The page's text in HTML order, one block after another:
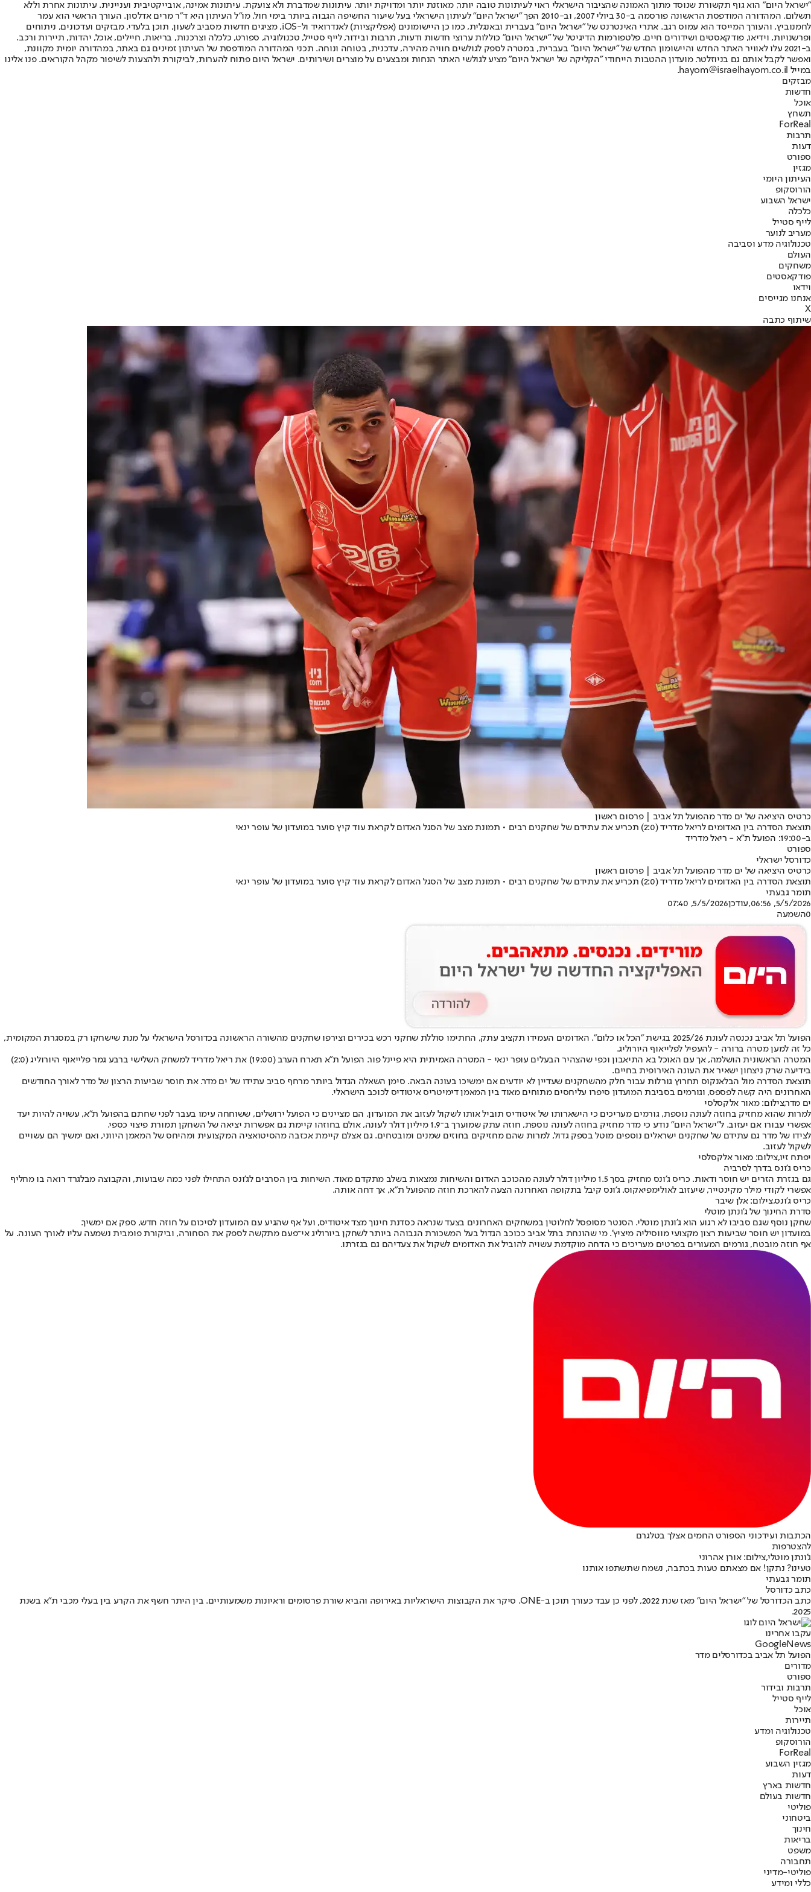
"ישראל היום" הוא גוף תקשורת שנוסד מתוך האמונה שהציבור הישראלי ראוי לעיתונות טובה יותר, מאוזנת יותר ומדויקת יותר. עיתונות שמדברת ולא צועקת. עיתונות אמינה, אובייקטיבית ועניינית. עיתונות אחרת וללא
תשלום. המהדורה המודפסת הראשונה פורסמה ב-30 ביולי 2007, וב-2010 הפך "ישראל היום" לעיתון הישראלי בעל שיעור החשיפה הגבוה ביותר בימי חול. מו"ל העיתון היא ד"ר מרים אדלסון. העורך הראשי הוא עמר
לחמנוביץ, והעורך המייסד הוא עמוס רגב. אתרי האינטרנט של "ישראל היום" בעברית ובאנגלית, כמו כן היישומונים (אפליקציות) לאנדרואיד ול-iOS, מציגים חדשות מסביב לשעון, תוכן בלעדי, מבזקים ועדכונים, ניתוחים
ופרשנויות, וידיאו, פודקאסטים ושידורים חיים. פלטפורמות הדיגיטל של "ישראל היום" כוללות ערוצי חדשות ודעות, תרבות ובידור, לייף סטייל, טכנולוגיה, ספורט, כלכלה וצרכנות, בריאות, חיילים, אוכל, יהדות, תיירות ורכב.
ב-2021 עלו לאוויר האתר החדש והיישומון החדש של "ישראל היום" בעברית, במטרה לספק לגולשים חוויה מהירה, עדכנית, בטוחה ונוחה. תכני המהדורה המודפסת של העיתון זמינים גם באתר, במהדורה יומית מקוונת,
ואפשר לקבל אותם גם בניוזלטר. מועדון ההטבות הייחודי "הקליקה של ישראל היום" מציע לגולשי האתר הנחות ומבצעים על מוצרים ושירותים. ישראל היום פתוח להערות, לביקורת ולהצעות לשיפור מקהל הקוראים. פנו אלינו
במייל hayom@israelhayom.co.il.
מבזקים
חדשות
אוכל
תשחץ
ForReal
תרבות
דעות
ספורט
מגזין
העיתון היומי
הורוסקופ
ישראל השבוע
כלכלה
לייף סטייל
מעריב לנוער
טכנולוגיה מדע וסביבה
העולם
משחקים
פודקאסטים
וידאו
אנחנו מגייסים
X
שיתוף כתבה
כרטיס היציאה של ים מדר מהפועל תל אביב | פרסום ראשון
תוצאת הסדרה בין האדומים לריאל מדריד (2:0) תכריע את עתידם של שחקנים רבים • תמונת מצב של הסגל האדום לקראת עוד קיץ סוער במועדון של עופר ינאי
ב-19:00: הפועל ת"א - ריאל מדריד
ספורט
כדורסל ישראלי
כרטיס היציאה של ים מדר מהפועל תל אביב | פרסום ראשון
תוצאת הסדרה בין האדומים לריאל מדריד (2:0) תכריע את עתידם של שחקנים רבים • תמונת מצב של הסגל האדום לקראת עוד קיץ סוער במועדון של עופר ינאי
תומר גבעתי
5/5/2026, 06:56
,עודכן5/5/2026, 07:40
0השמעה
הפועל תל אביב נכנסה לעונת 2025/26 בגישת "הכל או כלום". האדומים העמידו תקציב עתק, החתימו סוללת שחקני רכש בכירים וצירפו שחקנים מהשורה הראשונה בכדורסל הישראלי על מנת שישחקו רק במסגרת המקומית,
כל זה למען מטרה ברורה - להעפיל לפלייאוף היורוליג.
המטרה הראשונית הושלמה, אך עם האוכל בא התיאבון וכפי שהצהיר הבעלים עופר ינאי - המטרה האמיתית היא פיינל פור. הפועל ת"א תארח הערב (19:00) את ריאל מדריד למשחק השלישי ברבע גמר פלייאוף היורוליג (2:0)
בידיעה שרק ניצחון ישאיר את העונה האירופית בחיים.
תוצאת הסדרה מול הבלאנקוס תחרוץ גורלות עבור חלק מהשחקנים שעדיין לא יודעים אם ימשיכו בעונה הבאה. סימן השאלה הגדול ביותר מרחף סביב עתידו של ים מדר. את חוסר שביעות הרצון של מדר לאורך החודשים
האחרונים היה קשה לפספס, וגורמים בסביבת המועדון סיפרו עליחסים מתוחים מאוד בין המאמן דימיטריס איטודיס לכוכב הישראלי.
ים מדר,צילום: מאור אלקסלסי
למרות שהוא מחזיק בחוזה לעונה נוספת, גורמים מעריכים כי הישארותו של איטודיס תוביל אותו לשקול לעזוב את המועדון. הם מציינים כי הפועל ירושלים, ששוחחה עימו בעבר לפני שחתם בהפועל ת"א, עשויה להיות יעד
אפשרי עבורו אם יעזוב. ל"ישראל היום" נודע כי מדר מחזיק בחוזה לעונה נוספת, חוזה עתק שמוערך ב־1.9 מיליון דולר לעונה, אולם בחוזהו קיימת גם אפשרות יציאה של השחקן תמורת פיצוי כספי.
לצידו של מדר גם עתידם של שחקנים ישראלים נוספים מוטל בספק גדול, למרות שהם מחזיקים בחוזים שמנים ומובטחים. גם אצלם קיימת אכזבה מהסיטואציה המקצועית ומהיחס של המאמן היווני, ואם ימשיך הם עשויים
לשקול לעזוב.
יפתח זיו,צילום: מאור אלקסלסי
כריס ג'ונס בדרך לסרביה
גם בגזרת הזרים יש חוסר ודאות. כריס ג'ונס מחזיק בסך 1.5 מיליון דולר לעונה מהכוכב האדום והשיחות נמצאות בשלב מתקדם מאוד. השיחות בין הסרבים לג'ונס התחילו לפני כמה שבועות, והקבוצה מבלגרד רואה בו מחליף
אפשרי לקודי מילר מקינטייר, שיעזוב לאולימפיאקוס. ג'ונס קיבל בתקופה האחרונה הצעה להארכת חוזה מהפועל ת"א, אך דחה אותה.
כריס ג'ונס,צילום: אלן שיבר
סדרת החינוך של ג'ונתן מוטלי
שחקן נוסף שגם סביבו לא רגוע הוא ג'ונתן מוטלי. הסנטר מסופסל לחלוטין במשחקים האחרונים בצעד שנראה כסדנת חינוך מצד איטודיס, ועל אף שהגיע עם המועדון לסיכום על חוזה חדש, ספק אם ימשיך.
במועדון יש חוסר שביעות רצון מקצועי מווסיליה מיציץ'. מי שהונחת בתל אביב ככוכב הגדול בעל המשכורת הגבוהה ביותר לשחקן ביורוליג אי־פעם מתקשה לספק את הסחורה, וביקורת פומבית נשמעה עליו לאורך העונה. על
אף חוזה מובטח, גורמים המעורים בפרטים מעריכים כי הדחה מוקדמת עשויה להוביל את האדומים לשקול את צעדיהם גם בגזרתו.
הכתבות ועידכוני הספורט החמים אצלך בטלגרם
להצטרפות
ג'ונתן מוטלי,צילום: אורן אהרוני
טעינו? נתקן! אם מצאתם טעות בכתבה, נשמח שתשתפו אותנו
תומר גבעתי
כתב כדורסל
כתב הכדורסל של "ישראל היום" מאז שנת 2022, לפני כן עבד כעורך תוכן ב-ONE. סיקר את הקבוצות הישראליות באירופה והביא שורת פרסומים וראיונות משמעותיים. בין היתר חשף את הקרע בין בעלי מכבי ת"א בשנת
2025.
עקבו אחרינו
Googl eNews
הפועל תל אביב בכדורסלים מדר
מדורים
ספורט
תרבות ובידור
לייף סטייל
אוכל
תיירות
טכנולוגיה ומדע
הורוסקופ
ForReal
מגזין השבוע
דעות
חדשות בארץ
חדשות בעולם
פוליטי
ביטחוני
חינוך
בריאות
משפט
תחבורה
פוליטי-מדיני
כללי ומידע